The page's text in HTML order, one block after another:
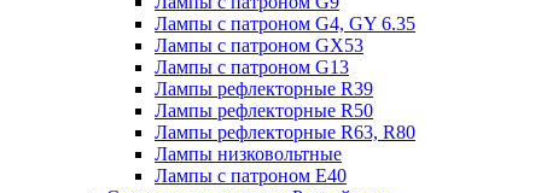
Лампы с патроном G4, GY 6.35
Лампы с патроном GX53
Лампы с патроном G13
Лампы рефлекторные R39
Лампы рефлекторные R50
Лампы рефлекторные R63, R80
Лампы низковольтные
Лампы с патроном Е40